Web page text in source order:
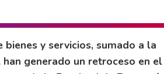
y servicios, sumado a la
generado un retroceso en el